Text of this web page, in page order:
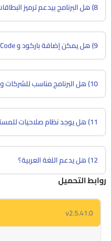
8) هل البرنامج بيدعم ترميز البطاقات الذكية؟
9) هل يمكن إضافة باركود و QR Code؟
10) هل البرنامج مناسب للشركات والمؤسسات؟
11) هل يوجد نظام صلاحيات للمستخدمين؟
12) هل يدعم اللغة العربية؟
روابط التحميل
v2.5.41.0